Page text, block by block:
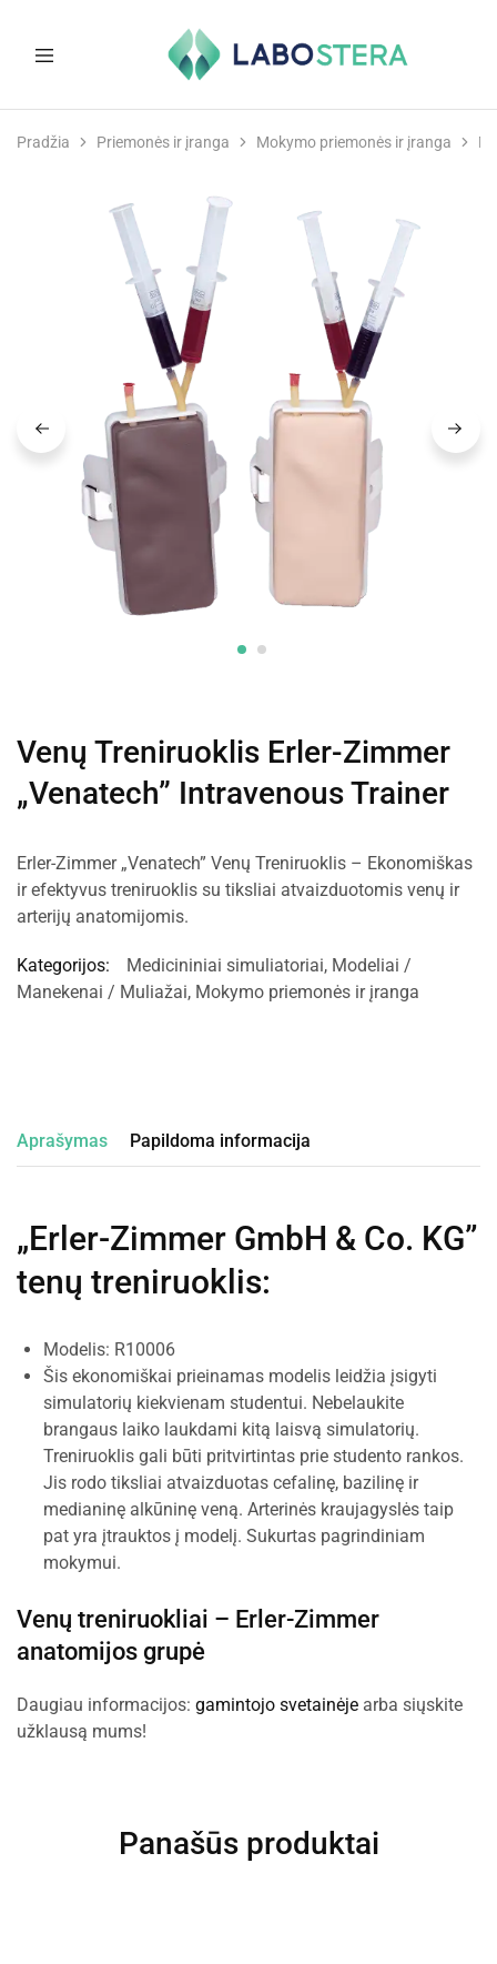
ir
Pradžia Priemonės ir įranga Mokymo priemonės ir įranga
Venų Treniruoklis Erler-Zimmer
„Venatech” Intravenous Trainer
Erler-Zimmer „Venatech” Venų Treniruoklis – Ekonomiškas
ir efektyvus treniruoklis su tiksliai atvaizduotomis venų ir
arterijų anatomijomis.
Kategorijos: Medicininiai simuliatoriai, Modeliai /
Manekenai / Muliažai, Mokymo priemonės ir įranga
Aprašymas Papildoma informacija
„Erler-Zimmer GmbH & Co. KG”
tenų treniruoklis:
Modelis: R10006
Šis ekonomiškai prieinamas modelis leidžia įsigyti
simulatorių kiekvienam studentui. Nebelaukite
brangaus laiko laukdami kitą laisvą simulatorių.
Treniruoklis gali būti pritvirtintas prie studento rankos.
Jis rodo tiksliai atvaizduotas cefalinę, bazilinę ir
medianinę alkūninę veną. Arterinės kraujagyslės taip
pat yra įtrauktos į modelį. Sukurtas pagrindiniam
mokymui.
Venų treniruokliai – Erler-Zimmer
anatomijos grupė
Daugiau informacijos: gamintojo svetainėje arba siųskite
užklausą mums!
Panašūs produktai